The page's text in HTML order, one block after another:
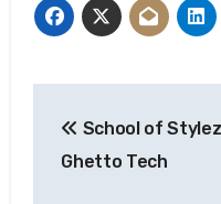
School of
Ghetto Tech